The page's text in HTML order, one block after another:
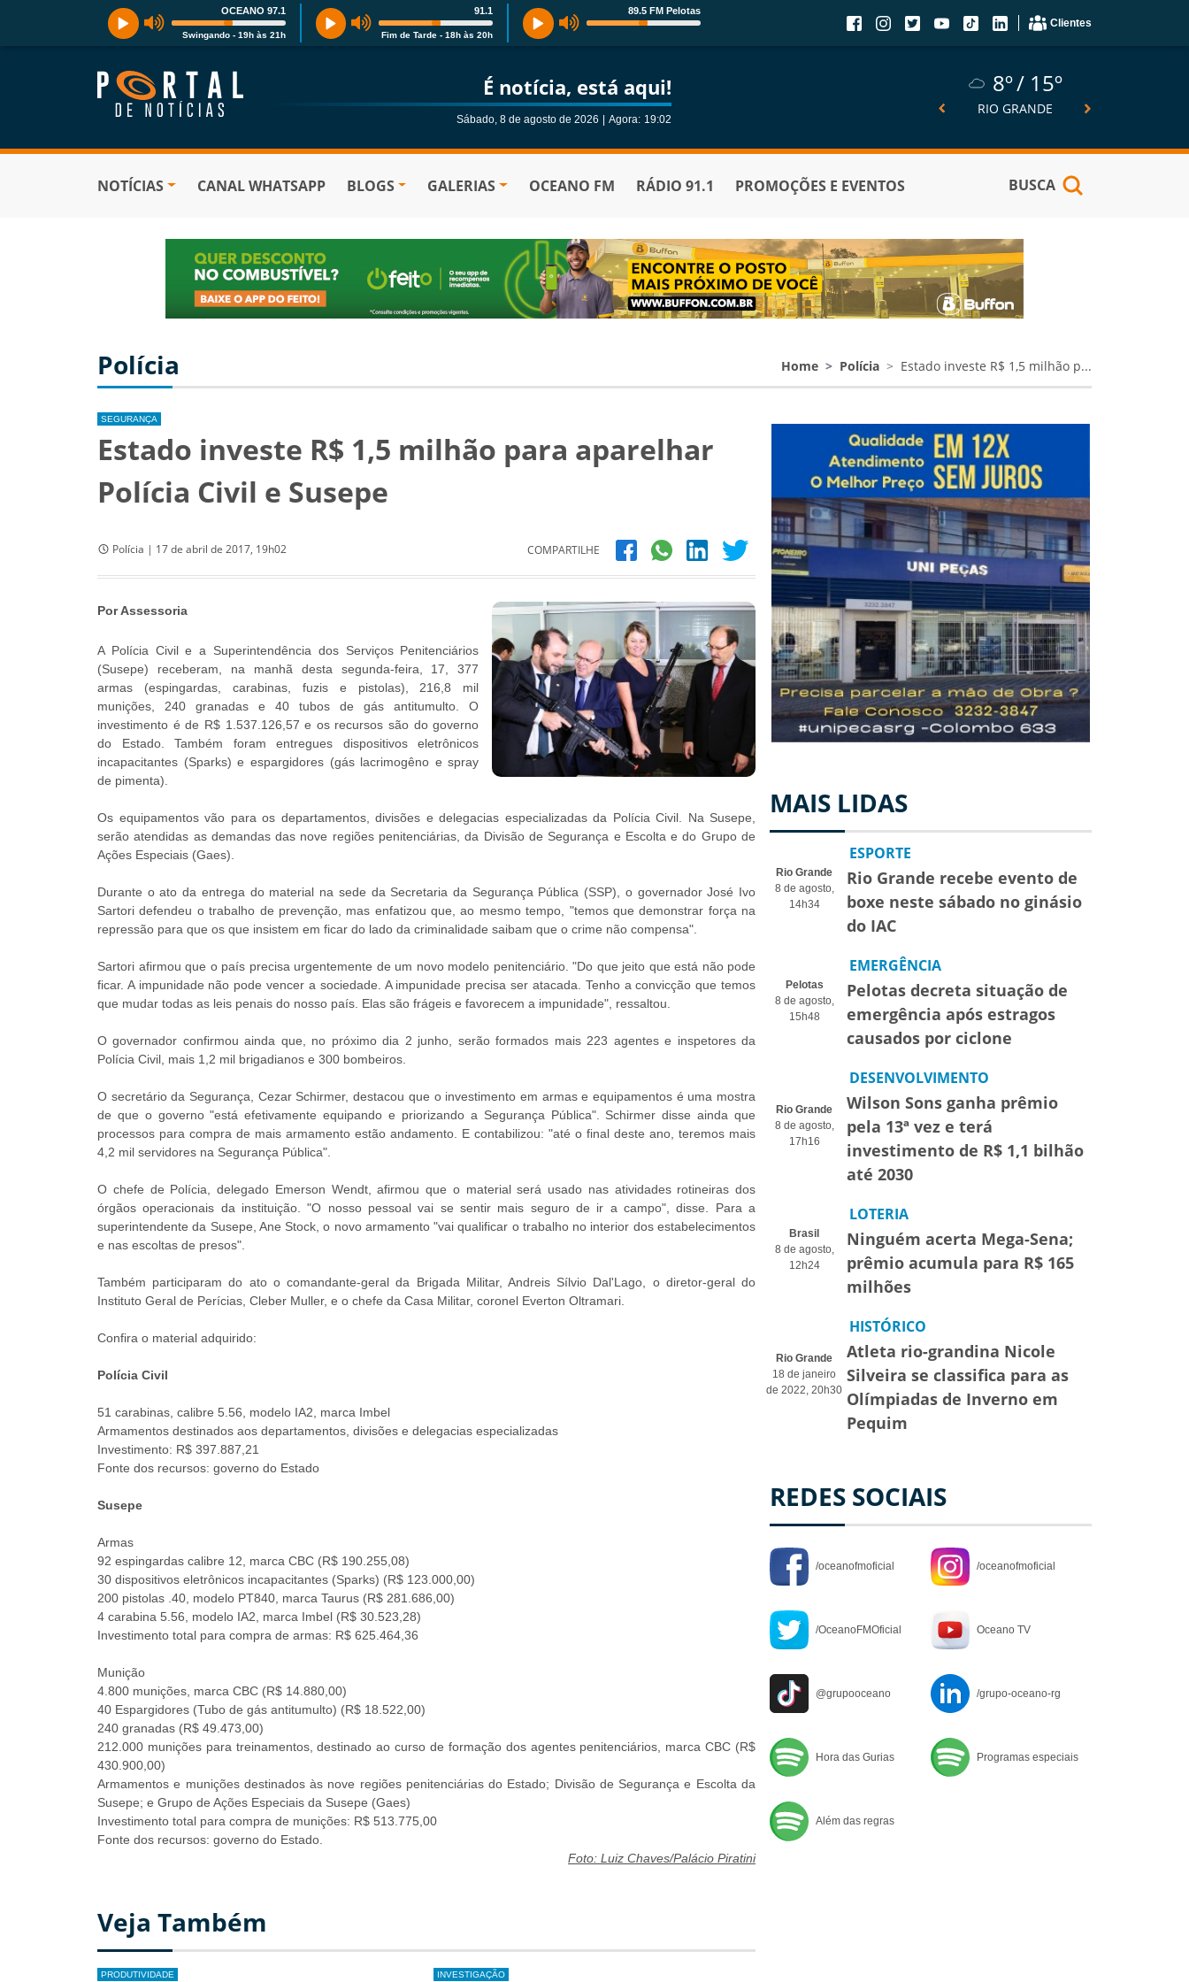
OCEANO 97.1
Swingando - 19h às 21h
91.1
Fim de Tarde - 18h às 20h
89.5 FM Pelotas
Clientes
É notícia, está aqui!
Sábado, 8 de agosto de 2026 | Agora: 19:02
8º 15º
RIO GRANDE
NOTÍCIAS CANAL WHATSAPP BLOGS GALERIAS OCEANO FM RÁDIO 91.1 PROMOÇÕES E EVENTOS BUSCA
Polícia Home Polícia Estado investe R$ 1,5 milhão p...
SEGURANÇA
Estado investe R$ 1,5 milhão para aparelhar
Polícia Civil e Susepe
Polícia | 17 de abril de 2017, 19h02 COMPARTILHE
Por Assessoria
A Polícia Civil e a Superintendência dos Serviços Penitenciários
(Susepe) receberam, na manhã desta segunda-feira, 17, 377
armas (espingardas, carabinas, fuzis e pistolas), 216,8 mil
munições, 240 granadas e 40 tubos de gás antitumulto. O
investimento é de R$ 1.537.126,57 e os recursos são do governo
do Estado. Também foram entregues dispositivos eletrônicos
incapacitantes (Sparks) e espargidores (gás lacrimogêno e spray
de pimenta).
Os equipamentos vão para os departamentos, divisões e delegacias especializadas da Polícia Civil. Na Susepe,
serão atendidas as demandas das nove regiões penitenciárias, da Divisão de Segurança e Escolta e do Grupo de
Ações Especiais (Gaes).
Durante o ato da entrega do material na sede da Secretaria da Segurança Pública (SSP), o governador José Ivo
Sartori defendeu o trabalho de prevenção, mas enfatizou que, ao mesmo tempo, "temos que demonstrar força na
repressão para que os que insistem em ficar do lado da criminalidade saibam que o crime não compensa".
Sartori afirmou que o país precisa urgentemente de um novo modelo penitenciário. "Do que jeito que está não pode
ficar. A impunidade não pode vencer a sociedade. A impunidade precisa ser atacada. Tenho a convicção que temos
que mudar todas as leis penais do nosso país. Elas são frágeis e favorecem a impunidade", ressaltou.
O governador confirmou ainda que, no próximo dia 2 junho, serão formados mais 223 agentes e inspetores da
Polícia Civil, mais 1,2 mil brigadianos e 300 bombeiros.
O secretário da Segurança, Cezar Schirmer, destacou que o investimento em armas e equipamentos é uma mostra
de que o governo "está efetivamente equipando e priorizando a Segurança Pública". Schirmer disse ainda que
processos para compra de mais armamento estão andamento. E contabilizou: "até o final deste ano, teremos mais
4,2 mil servidores na Segurança Pública".
O chefe de Polícia, delegado Emerson Wendt, afirmou que o material será usado nas atividades rotineiras dos
órgãos operacionais da instituição. "O nosso pessoal vai se sentir mais seguro de ir a campo", disse. Para a
superintendente da Susepe, Ane Stock, o novo armamento "vai qualificar o trabalho no interior dos estabelecimentos
e nas escoltas de presos".
Também participaram do ato o comandante-geral da Brigada Militar, Andreis Sílvio Dal'Lago, o diretor-geral do
Instituto Geral de Perícias, Cleber Muller, e o chefe da Casa Militar, coronel Everton Oltramari.
Confira o material adquirido:
Polícia Civil
51 carabinas, calibre 5.56, modelo IA2, marca Imbel
Armamentos destinados aos departamentos, divisões e delegacias especializadas
Investimento: R$ 397.887,21
Fonte dos recursos: governo do Estado
Susepe
Armas
92 espingardas calibre 12, marca CBC (R$ 190.255,08)
30 dispositivos eletrônicos incapacitantes (Sparks) (R$ 123.000,00)
200 pistolas .40, modelo PT840, marca Taurus (R$ 281.686,00)
4 carabina 5.56, modelo IA2, marca Imbel (R$ 30.523,28)
Investimento total para compra de armas: R$ 625.464,36
Munição
4.800 munições, marca CBC (R$ 14.880,00)
40 Espargidores (Tubo de gás antitumulto) (R$ 18.522,00)
240 granadas (R$ 49.473,00)
212.000 munições para treinamentos, destinado ao curso de formação dos agentes penitenciários, marca CBC (R$
430.900,00)
Armamentos e munições destinados às nove regiões penitenciárias do Estado; Divisão de Segurança e Escolta da
Susepe; e Grupo de Ações Especiais da Susepe (Gaes)
Investimento total para compra de munições: R$ 513.775,00
Fonte dos recursos: governo do Estado.
Foto: Luiz Chaves/Palácio Piratini
Veja Também
PRODUTIVIDADE INVESTIGAÇÃO
MAIS LIDAS
Rio Grande
8 de agosto,
14h34
ESPORTE
Rio Grande recebe evento de
boxe neste sábado no ginásio
do IAC
Pelotas
8 de agosto,
15h48
EMERGÊNCIA
Pelotas decreta situação de
emergência após estragos
causados por ciclone
Rio Grande
8 de agosto,
17h16
DESENVOLVIMENTO
Wilson Sons ganha prêmio
pela 13ª vez e terá
investimento de R$ 1,1 bilhão
até 2030
Brasil
8 de agosto,
12h24
LOTERIA
Ninguém acerta Mega-Sena;
prêmio acumula para R$ 165
milhões
Rio Grande
18 de janeiro
de 2022, 20h30
HISTÓRICO
Atleta rio-grandina Nicole
Silveira se classifica para as
Olímpiadas de Inverno em
Pequim
REDES SOCIAIS
/oceanofmoficial /oceanofmoficial
/OceanoFMOficial Oceano TV
@grupooceano /grupo-oceano-rg
Hora das Gurias Programas especiais
Além das regras